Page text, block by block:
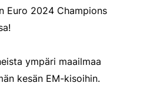
Euro 2024 Champions
ympäri maailmaa
kesän EM-kisoihin.